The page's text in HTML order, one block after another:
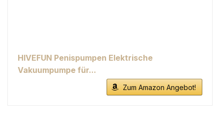
HIVEFUN Penispumpen Elektrische
Vakuumpumpe für...
Zum Amazon Angebot!